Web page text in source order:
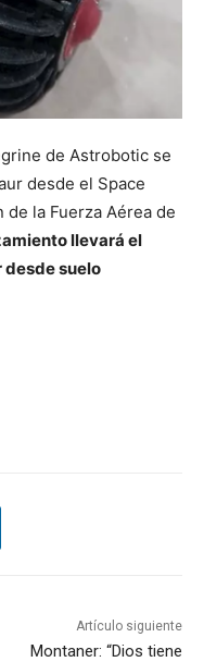
de Astrobotic se
desde el Space
de la Fuerza Aérea de
llevará el
suelo
Artículo siguiente
Montaner: “Dios tiene